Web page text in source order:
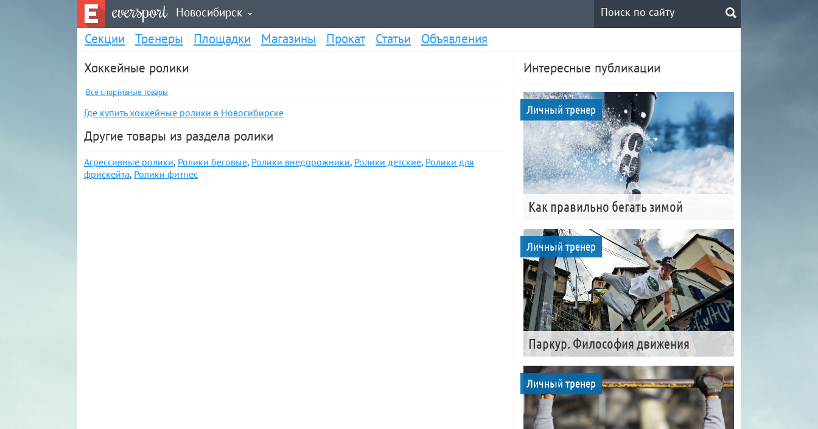
eversport Новосибирск
Секции Тренеры Площадки Магазины Прокат Статьи
Объявления
Хоккейные ролики
Все спортивные товары
Где купить хоккейные ролики в Новосибирске
Другие товары из раздела ролики
Агрессивные ролики, Ролики беговые, Ролики внедорожники, Ролики детские, Ролики для
фрискейта, Ролики фитнес
Интересные публикации
Личный тренер
Как правильно бегать зимой
Личный тренер
Паркур. Философия движения
Личный тренер